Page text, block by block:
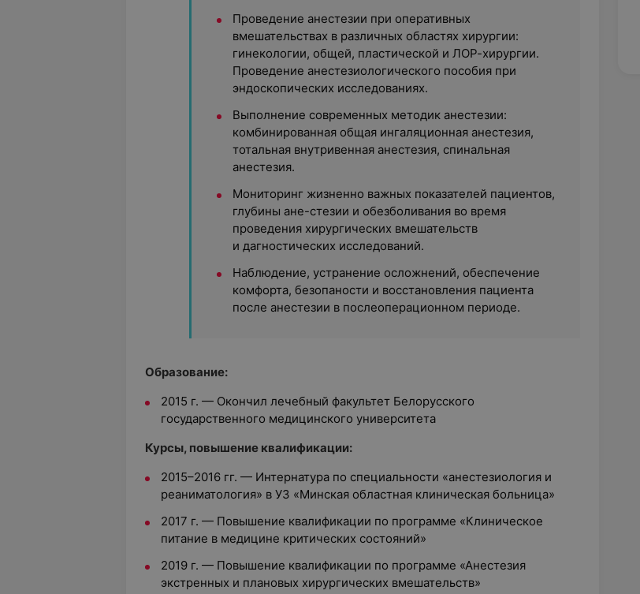
Проведение анестезии при оперативных
вмешательствах в различных областях хирургии:
гинекологии, общей, пластической и ЛОР-хирургии.
Проведение анестезиологического пособия при
эндоскопических исследованиях.
Выполнение современных методик анестезии:
комбинированная общая ингаляционная анестезия,
тотальная внутривенная анестезия, спинальная
анестезия.
Мониторинг жизненно важных показателей пациентов,
глубины ане-стезии и обезболивания во время
проведения хирургических вмешательств
и дагностических исследований.
Наблюдение, устранение осложнений, обеспечение
комфорта, безопаности и восстановления пациента
после анестезии в послеоперационном периоде.
Образование:
2015 г. — Окончил лечебный факультет Белорусского
государственного медицинского университета
Курсы, повышение квалификации:
2015–2016 гг. — Интернатура по специальности «анестезиология и
реаниматология» в УЗ «Минская областная клиническая больница»
2017 г. — Повышение квалификации по программе «Клиническое
питание в медицине критических состояний»
2019 г. — Повышение квалификации по программе «Анестезия
экстренных и плановых хирургических вмешательств»